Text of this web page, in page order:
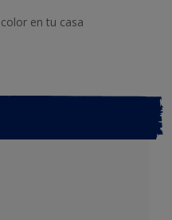
en tu casa